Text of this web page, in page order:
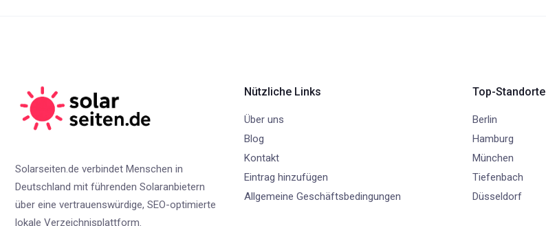
Solarseiten.de verbindet Menschen in
Deutschland mit führenden Solaranbietern
über eine vertrauenswürdige, SEO-optimierte
lokale Verzeichnisplattform.
Nützliche Links
Über uns
Blog
Kontakt
Eintrag hinzufügen
Allgemeine Geschäftsbedingungen
Top-Standorte
Berlin
Hamburg
München
Tiefenbach
Düsseldorf